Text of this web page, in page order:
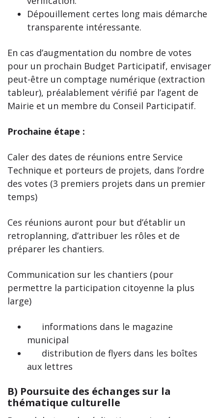
Dépouillement certes long mais démarche
transparente intéressante.
En cas d’augmentation du nombre de votes
pour un prochain Budget Participatif, envisager
peut-être un comptage numérique (extraction
tableur), préalablement vérifié par l’agent de
Mairie et un membre du Conseil Participatif.
Prochaine étape :
Caler des dates de réunions entre Service
Technique et porteurs de projets, dans l’ordre
des votes (3 premiers projets dans un premier
temps)
Ces réunions auront pour but d’établir un
retroplanning, d’attribuer les rôles et de
préparer les chantiers.
Communication sur les chantiers (pour
permettre la participation citoyenne la plus
large)
informations dans le magazine
municipal
distribution de flyers dans les boîtes
aux lettres
B) Poursuite des échanges sur la
thématique culturelle